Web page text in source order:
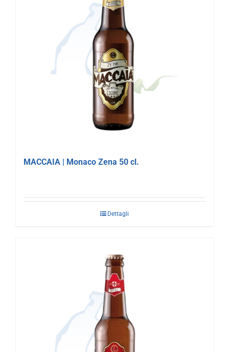
MACCAIA | Monaco Zena 50 cl.
Dettagli